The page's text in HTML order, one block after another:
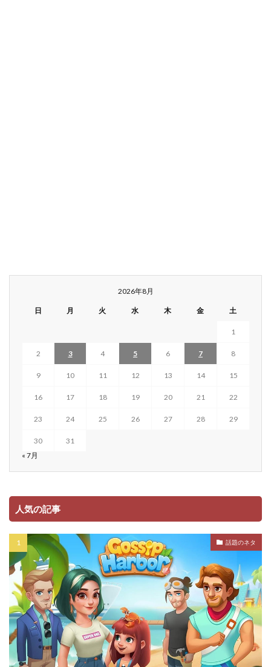
2026年8月
日 月 火 水 木 金 土
1
2 3 4 5 6 7 8
9 10 11 12 13 14 15
16 17 18 19 20 21 22
23 24 25 26 27 28 29
30
31
« 7月
人気の記事
話題のネタ